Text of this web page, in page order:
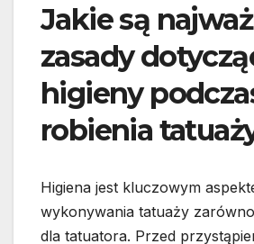
Jakie są
zasady
higieny
robienia
Higiena jest kluczowym
wykonywania tatuaży
dla tatuatora. Przed